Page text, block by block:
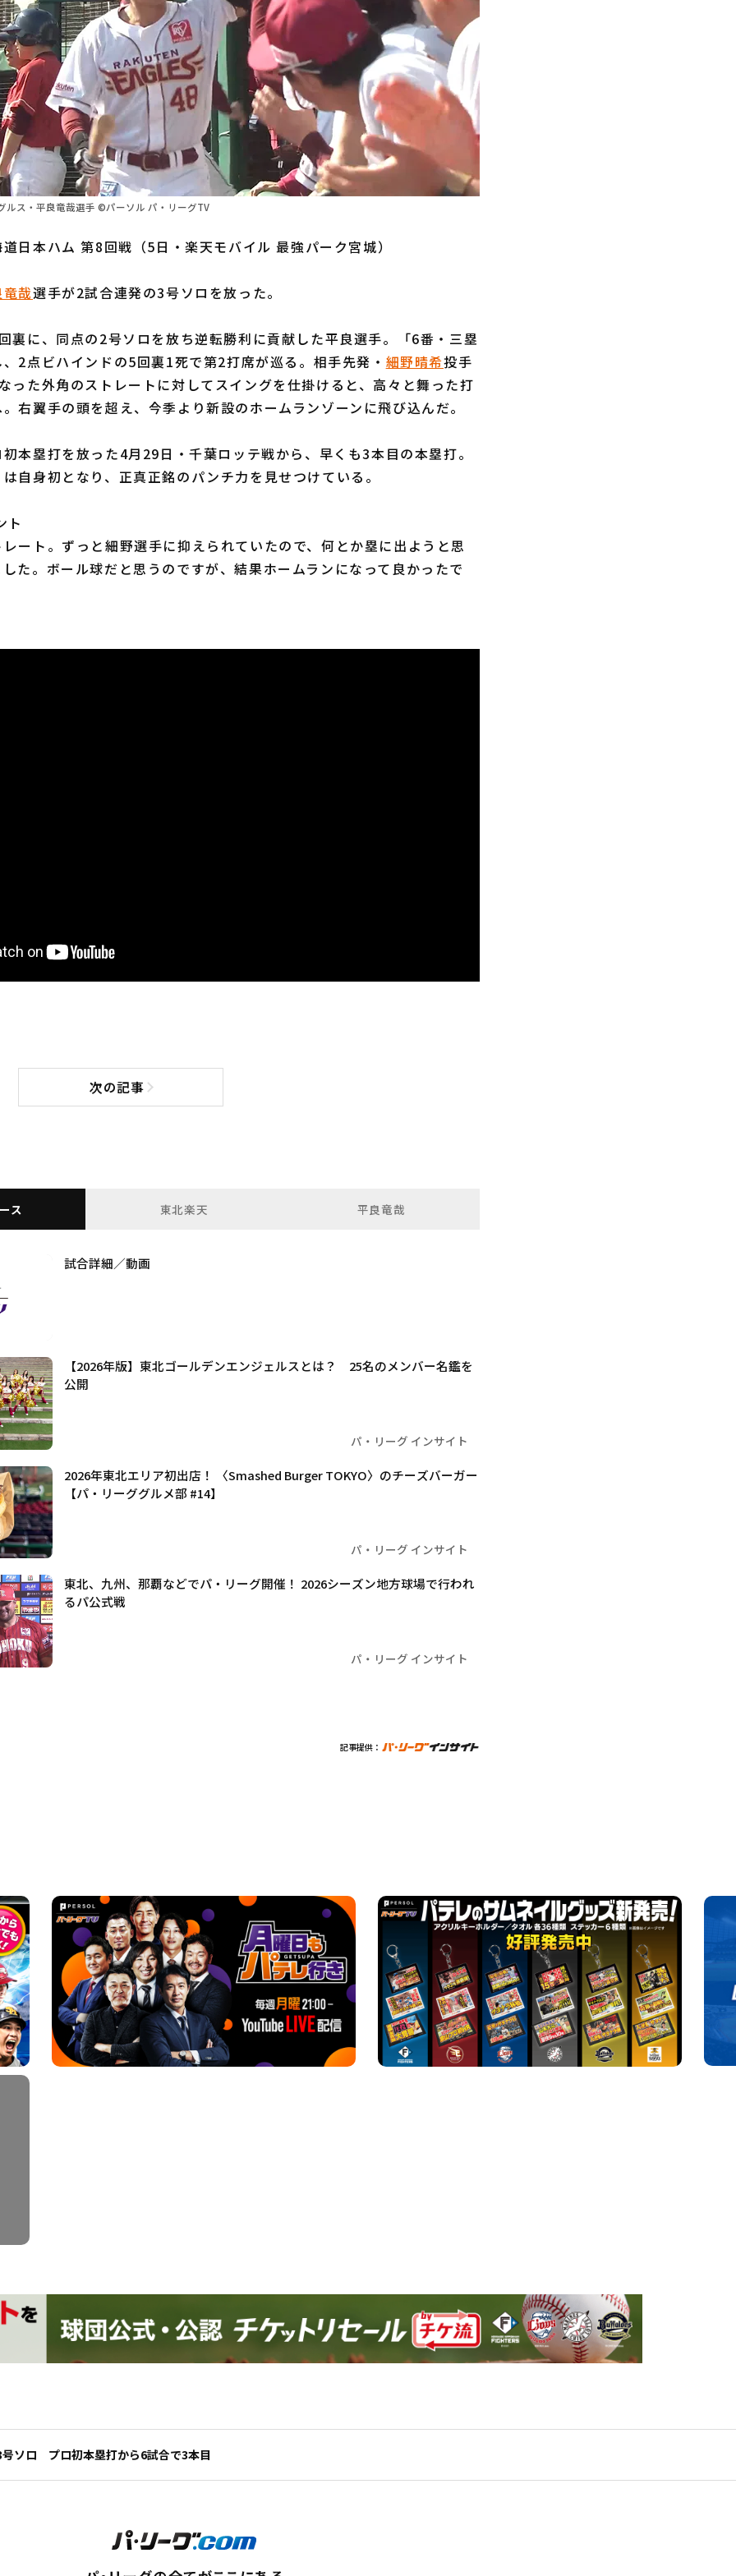
ルス・平良竜哉選手 ©パーソル パ・リーグTV
日本ハム 第8回戦（5日・楽天モバイル 最強パーク宮城）
竜哉選手が2試合連発の3号ソロを放った。
に、同点の2号ソロを放ち逆転勝利に貢献した平良選手。「6番・三塁
2点ビハインドの5回裏1死で第2打席が巡る。相手先発・ 細野晴希投手
った外角のストレートに対してスイングを仕掛けると、高々と舞った打
右翼手の頭を超え、今季より新設のホームランゾーンに飛び込んだ。
塁打を放った4月29日・千葉ロッテ戦から、早くも3本目の本塁打。
自身初となり、正真正銘のパンチ力を見せつけている。
ト
ート。ずっと細野選手に抑えられていたので、何とか塁に出ようと思
た。ボール球だと思うのですが、結果ホームランになって良かったで
次の記事次の記事へ
ス 東北楽天 平良竜哉
試合詳細／動画
【2026年版】東北ゴールデンエンジェルスとは？ 25名のメンバー名鑑を
公開
パ・リーグ インサイト
2026年東北エリア初出店！ 〈Smashed Burger TOKYO〉のチーズバーガー
【パ・リーググルメ部 #14】
パ・リーグ インサイト
東北、九州、那覇などでパ・リーグ開催！ 2026シーズン地方球場で行われ
るパ公式戦
パ・リーグ インサイト
記事提供：
ソロ プロ初本塁打から6試合で3本目